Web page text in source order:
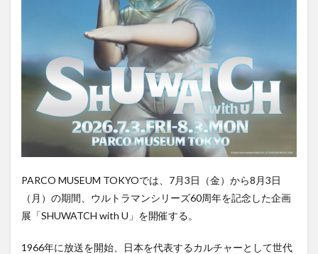
PARCO MUSEUM TOKYOでは、7月3日（金）から8月3日
（月）の期間、ウルトラマンシリーズ60周年を記念した企画
展「SHUWATCH with U」を開催する。
1966年に放送を開始、日本を代表するカルチャーとして世代